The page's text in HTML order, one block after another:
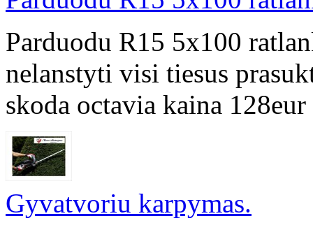
Parduodu R15 5x100
nelanstyti visi tiesus
skoda octavia kaina
Gyvatvoriu karpymas.